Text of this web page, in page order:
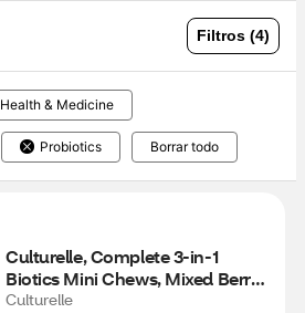
Filtros (4)
Health & Medicine
Probiotics Borrar todo
Culturelle, Complete 3-in-1
Biotics Mini Chews, Mixed Berry,
28 CT
Culturelle